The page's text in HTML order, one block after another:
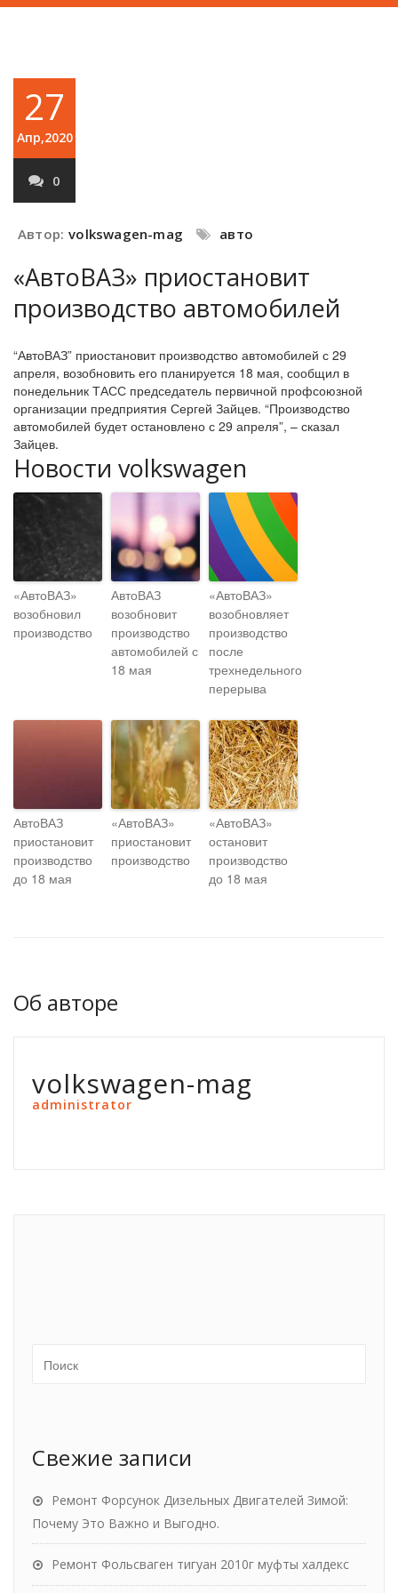
27
Апр,2020
0
Автор: volkswagen-mag авто
«АвтоВАЗ» приостановит
производство автомобилей
“АвтоВАЗ” приостановит производство автомобилей с 29
апреля, возобновить его планируется 18 мая, сообщил в
понедельник ТАСС председатель первичной профсоюзной
организации предприятия Сергей Зайцев. “Производство
автомобилей будет остановлено с 29 апреля”, – сказал
Зайцев.
Новости volkswagen
«АвтоВАЗ»
возобновил
производство
АвтоВАЗ
возобновит
производство
автомобилей с
18 мая
«АвтоВАЗ»
возобновляет
производство
после
трехнедельного
перерыва
АвтоВАЗ
приостановит
производство
до 18 мая
«АвтоВАЗ»
приостановит
производство
«АвтоВАЗ»
остановит
производство
до 18 мая
Об авторе
volkswagen-mag
administrator
Свежие записи
Ремонт Форсунок Дизельных Двигателей Зимой:
Почему Это Важно и Выгодно.
Ремонт Фольсваген тигуан 2010г муфты халдекс